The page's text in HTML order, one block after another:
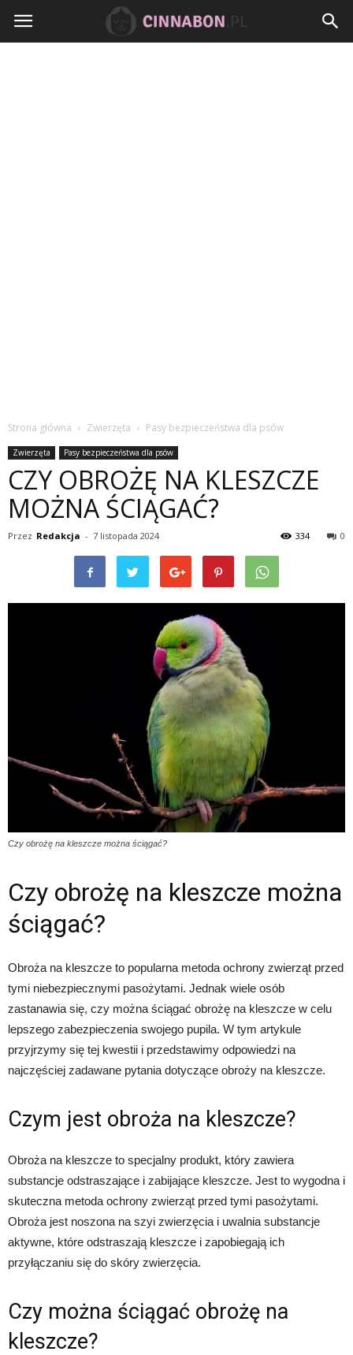
Cinnabon.pl
Strona główna Zwierzęta Pasy bezpieczeństwa dla psów
Zwierzęta Pasy bezpieczeństwa dla psów
CZY OBROŻĘ NA KLESZCZE
MOŻNA ŚCIĄGAĆ?
Przez Redakcja - 7 listopada 2024 0
334
Czy obrożę na kleszcze można ściągać?
Czy obrożę na kleszcze można
ściągać?
Obroża na kleszcze to popularna metoda ochrony zwierząt przed
tymi niebezpiecznymi pasożytami. Jednak wiele osób
zastanawia się, czy można ściągać obrożę na kleszcze w celu
lepszego zabezpieczenia swojego pupila. W tym artykule
przyjrzymy się tej kwestii i przedstawimy odpowiedzi na
najczęściej zadawane pytania dotyczące obroży na kleszcze.
Czym jest obroża na kleszcze?
Obroża na kleszcze to specjalny produkt, który zawiera
substancje odstraszające i zabijające kleszcze. Jest to wygodna i
skuteczna metoda ochrony zwierząt przed tymi pasożytami.
Obroża jest noszona na szyi zwierzęcia i uwalnia substancje
aktywne, które odstraszają kleszcze i zapobiegają ich
przyłączaniu się do skóry zwierzęcia.
Czy można ściągać obrożę na
kleszcze?